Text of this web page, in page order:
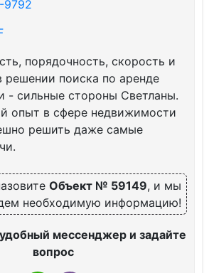
9792
порядочность, скорость и
решении поиска по аренде
- сильные стороны Светланы.
опыт в сфере недвижимости
решить даже самые
Объект № 59149, и мы
необходимую информацию!
мессенджер и задайте
вопрос